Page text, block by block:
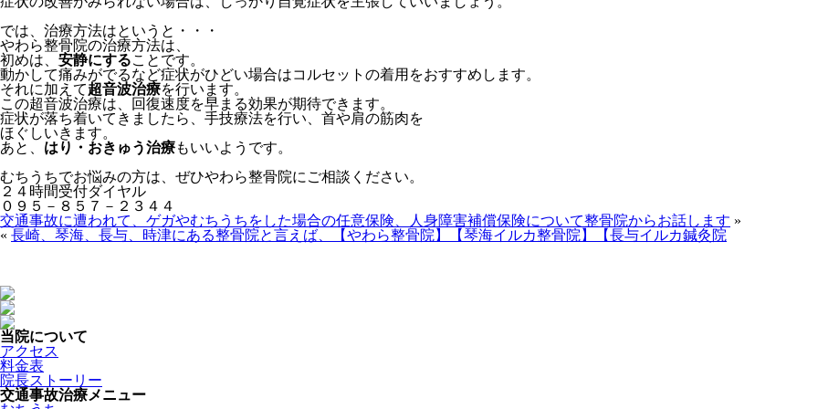
では、治療方法はというと・・・
やわら整骨院の治療方法は、
初めは、 安静にすることです。
動かして痛みがでるなど症状がひどい場合はコルセットの着用をおすすめします。
それに加えて超音波治療を行います。
この超音波治療は、回復速度を早まる効果が期待できます。
症状が落ち着いてきましたら、手技療法を行い、首や肩の筋肉を
ほぐしいきます。
あと、 はり・おきゅう治療もいいようです。
むちうちでお悩みの方は、ぜひやわら整骨院にご相談ください。
２４時間受付ダイヤル
０９５－８５７－２３４４
交通事故に遭われて、ゲガやむちうちをした場合の任意保険、人身障害補償保険について整骨院からお話します »
« 長崎、琴海、長与、時津にある整骨院と言えば、【やわら整骨院】【琴海イルカ整骨院】【長与イルカ鍼灸院
当院について
アクセス
料金表
院長ストーリー
交通事故治療メニュー